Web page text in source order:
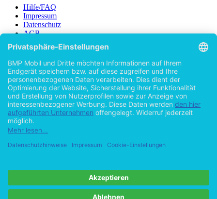
Myriam Nickels (Autor:in)
Hilfe/FAQ
Impressum
Datenschutz
AGB
Vertrag widerrufen
Zur Desktop-Version
Copyright ©Imprint in der Bedey & Thoms Media GmbH powered
byOpen Publishing
Zurück